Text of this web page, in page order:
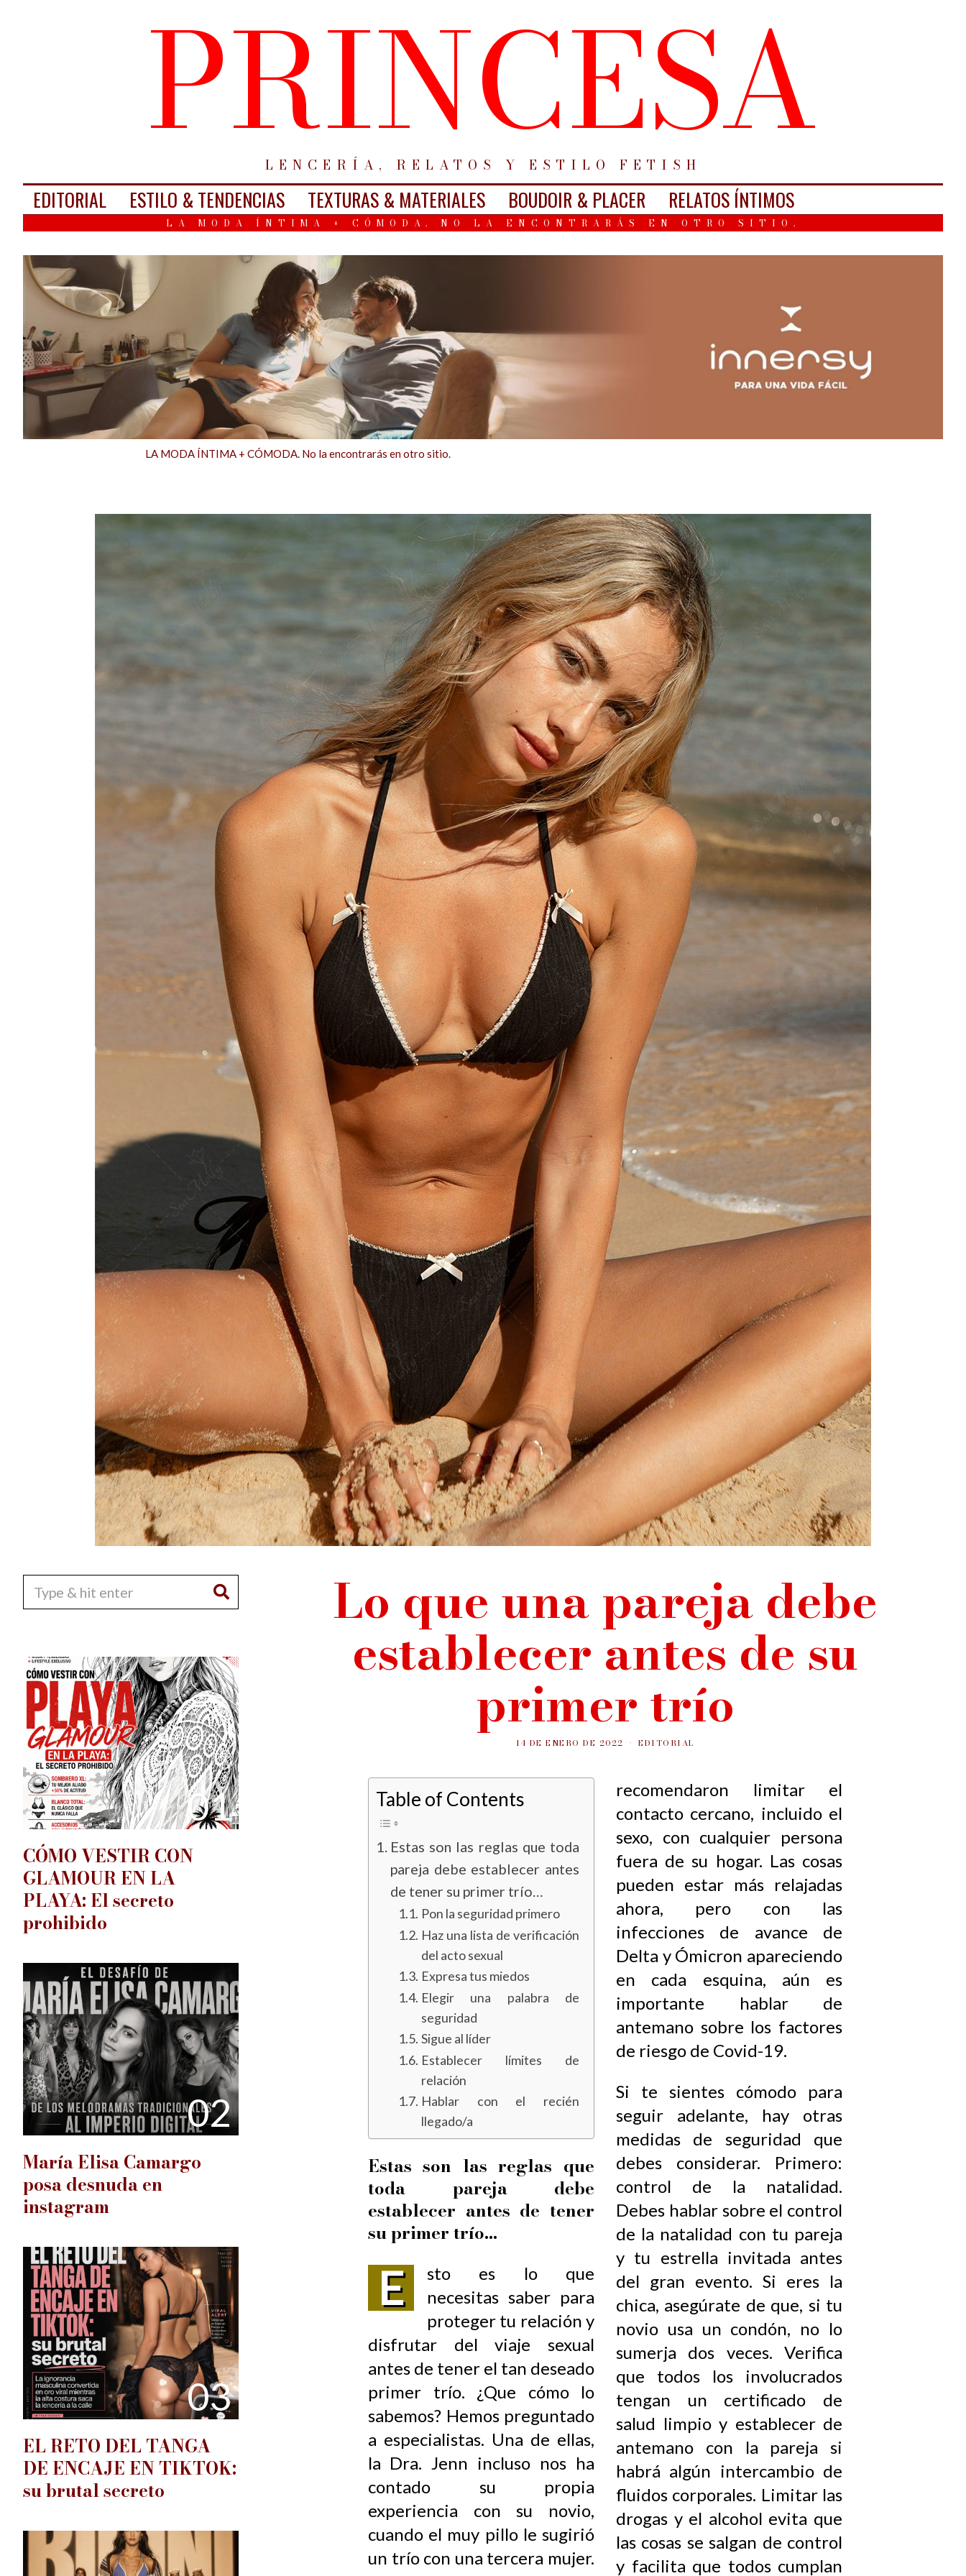
PRINCESA
LENCERÍA, RELATOS Y ESTILO FETISH
EDITORIAL ESTILO & TENDENCIAS TEXTURAS & MATERIALES BOUDOIR & PLACER RELATOS ÍNTIMOS
LA MODA ÍNTIMA + CÓMODA. NO LA ENCONTRARÁS EN OTRO SITIO.
LA MODA ÍNTIMA + CÓMODA. No la encontrarás en otro sitio.
Lo que una pareja debe
establecer antes de su
primer trío
14 DE ENERO DE 2022 EDITORIAL
Table of Contents
Estas son las reglas que toda
pareja debe establecer antes
de tener su primer trío…
Pon la seguridad primero
Haz una lista de verificación
del acto sexual
Expresa tus miedos
Elegir una palabra de
seguridad
Sigue al líder
Establecer límites de
relación
Hablar con el recién
llegado/a
Estas son las reglas que
toda pareja debe
establecer antes de tener
su primer trío…
E
sto es lo que
necesitas saber para
proteger tu relación y
disfrutar del viaje sexual
antes de tener el tan deseado
primer trío. ¿Que cómo lo
sabemos? Hemos preguntado
a especialistas. Una de ellas,
la Dra. Jenn incluso nos ha
contado su propia
experiencia con su novio,
cuando el muy pillo le sugirió
un trío con una tercera mujer.
recomendaron limitar el
contacto cercano, incluido el
sexo, con cualquier persona
fuera de su hogar. Las cosas
pueden estar más relajadas
ahora, pero con las
infecciones de avance de
Delta y Ómicron apareciendo
en cada esquina, aún es
importante hablar de
antemano sobre los factores
de riesgo de Covid-19.
Si te sientes cómodo para
seguir adelante, hay otras
medidas de seguridad que
debes considerar. Primero:
control de la natalidad.
Debes hablar sobre el control
de la natalidad con tu pareja
y tu estrella invitada antes
del gran evento. Si eres la
chica, asegúrate de que, si tu
novio usa un condón, no lo
sumerja dos veces. Verifica
que todos los involucrados
tengan un certificado de
salud limpio y establecer de
antemano con la pareja si
habrá algún intercambio de
fluidos corporales. Limitar las
drogas y el alcohol evita que
las cosas se salgan de control
y facilita que todos cumplan
01
CÓMO VESTIR CON
GLAMOUR EN LA
PLAYA: El secreto
prohibido
02
María Elisa Camargo
posa desnuda en
instagram
03
EL RETO DEL TANGA
DE ENCAJE EN TIKTOK:
su brutal secreto